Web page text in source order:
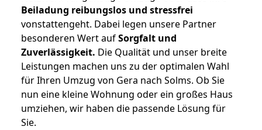
Beiladung reibungslos und stressfrei
vonstattengeht. Dabei legen unsere Partner
besonderen Wert aufSorgfalt und
Zuverlässigkeit. Die Qualität und unser breite
Leistungen machen uns zu der optimalen Wahl
für Ihren Umzug von Gera nach Solms. Ob Sie
nun eine kleine Wohnung oder ein großes Haus
umziehen, wir haben die passende Lösung für
Sie.